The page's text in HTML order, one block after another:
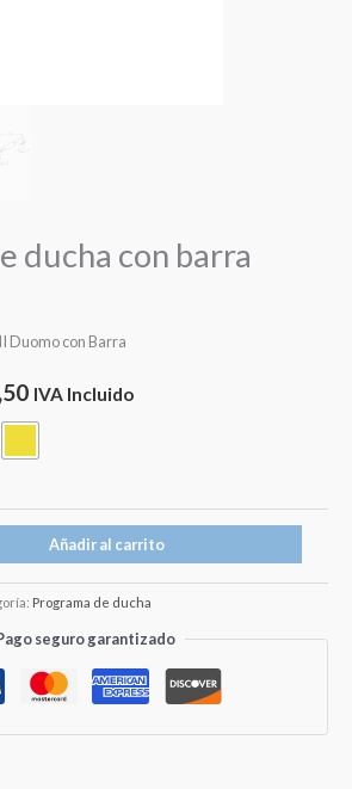
ducha con barra
Duomo con Barra
IVA Incluido
Añadir al carrito
Programa de ducha
seguro garantizado